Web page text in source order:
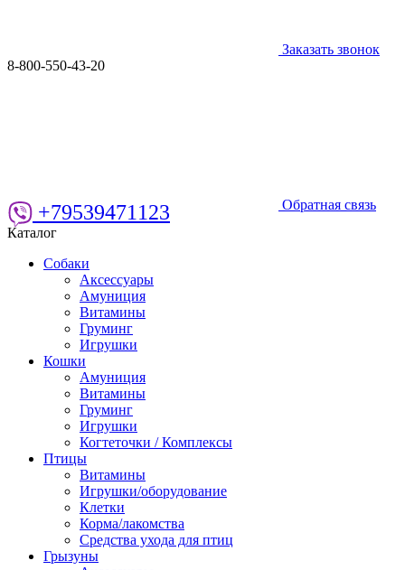
Заказать звонок
8-800-550-43-20
Обратная связь
+79539471123
Каталог
Собаки
Аксессуары
Амуниция
Витамины
Груминг
Игрушки
Кошки
Амуниция
Витамины
Груминг
Игрушки
Когтеточки / Комплексы
Птицы
Витамины
Игрушки/оборудование
Клетки
Корма/лакомства
Средства ухода для птиц
Грызуны